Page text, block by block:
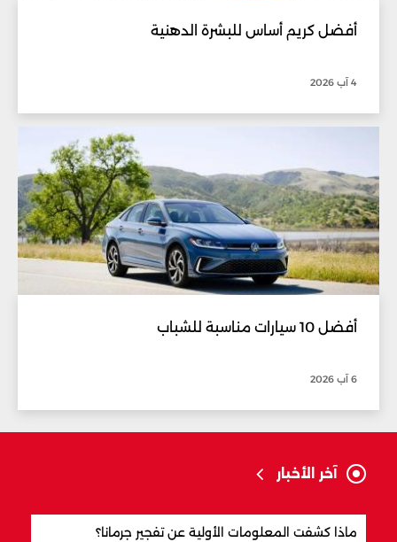
أفضل كريم أساس للبشرة الدهنية
4 آب 2026
أفضل 10 سيارات مناسبة للشباب
6 آب 2026
آخر الأخبار
ماذا كشفت المعلومات الأولية عن تفجير جرمانا؟